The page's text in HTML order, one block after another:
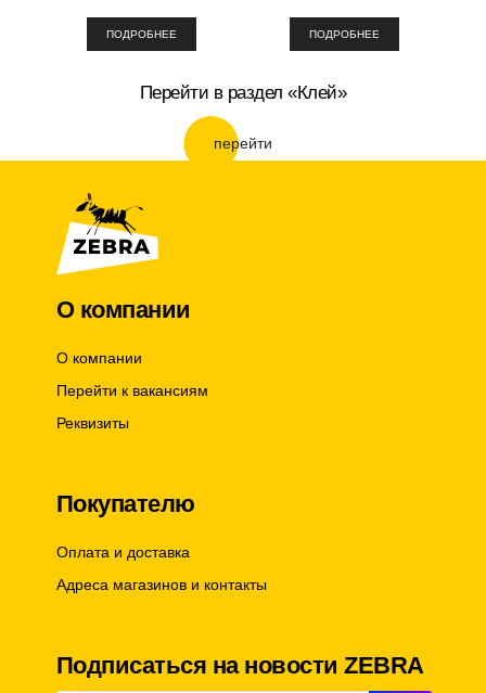
ПОДРОБНЕЕ ПОДРОБНЕЕ
Перейти в раздел «Клей»
перейти
О компании
О компании
Перейти к вакансиям
Реквизиты
Покупателю
Оплата и доставка
Адреса магазинов и контакты
Подписаться на новости ZEBRA